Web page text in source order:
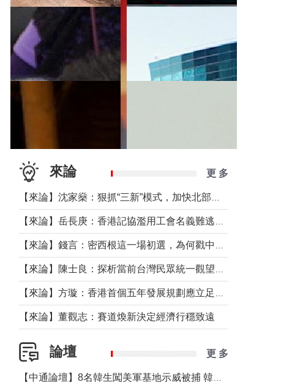
來論 更 多
【來論】董觀志：賽道煥新決定經濟行穩致遠
論壇 更 多